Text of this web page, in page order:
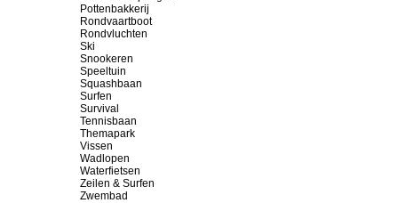
Pottenbakkerij
Rondvaartboot
Rondvluchten
Ski
Snookeren
Speeltuin
Squashbaan
Surfen
Survival
Tennisbaan
Themapark
Vissen
Wadlopen
Waterfietsen
Zeilen & Surfen
Zwembad